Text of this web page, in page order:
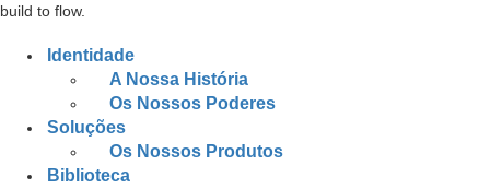
build to flow.
Identidade
A Nossa História
Os Nossos Poderes
Soluções
Os Nossos Produtos
Biblioteca